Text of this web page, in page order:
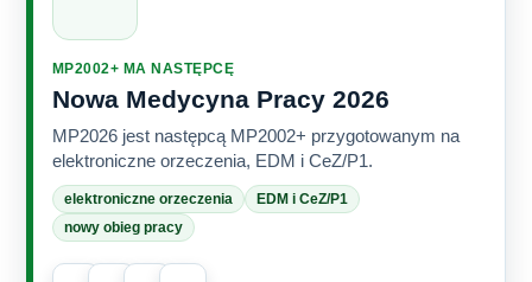
MP2002+ MA NASTĘPCĘ
Nowa Medycyna Pracy 2026
MP2026 jest następcą MP2002+ przygotowanym na
elektroniczne orzeczenia, EDM i CeZ/P1.
elektroniczne orzeczenia
EDM i CeZ/P1
nowy obieg pracy